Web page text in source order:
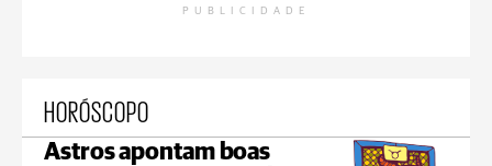
PUBLICIDADE
HORÓSCOPO
Astros apontam boas